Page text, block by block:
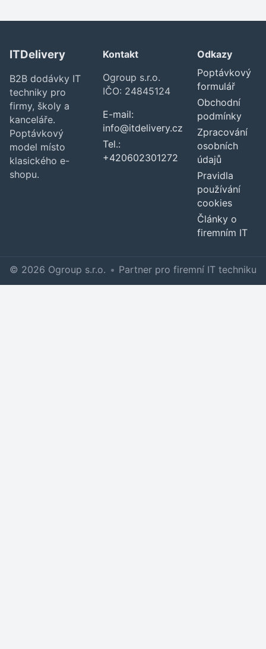
ITDelivery
B2B dodávky IT
techniky pro
firmy, školy a
kanceláře.
Poptávkový
model místo
klasického e-
shopu.
Kontakt
Ogroup s.r.o.
IČO: 24845124
E-mail:
info@itdelivery.cz
Tel.:
+420602301272
Odkazy
Poptávkový
formulář
Obchodní
podmínky
Zpracování
osobních
údajů
Pravidla
používání
cookies
Články o
firemním IT
© 2026 Ogroup s.r.o. • Partner pro firemní IT techniku